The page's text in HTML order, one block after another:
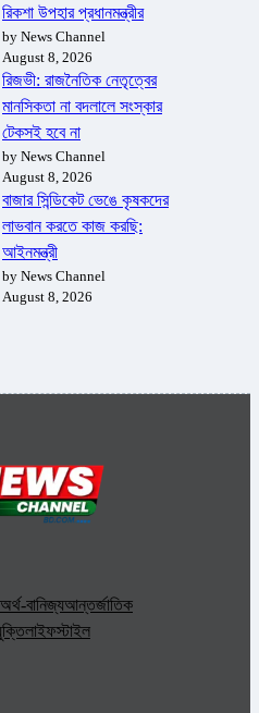
রিকশা উপহার প্রধানমন্ত্রীর
by News Channel
August 8, 2026
রিজভী: রাজনৈতিক নেতৃত্বের
মানসিকতা না বদলালে সংস্কার
টেকসই হবে না
by News Channel
August 8, 2026
বাজার সিন্ডিকেট ভেঙে কৃষকদের
লাভবান করতে কাজ করছি:
আইনমন্ত্রী
by News Channel
August 8, 2026
অর্থ-বানিজ্যআন্তর্জাতিক
লাইফস্টাইল